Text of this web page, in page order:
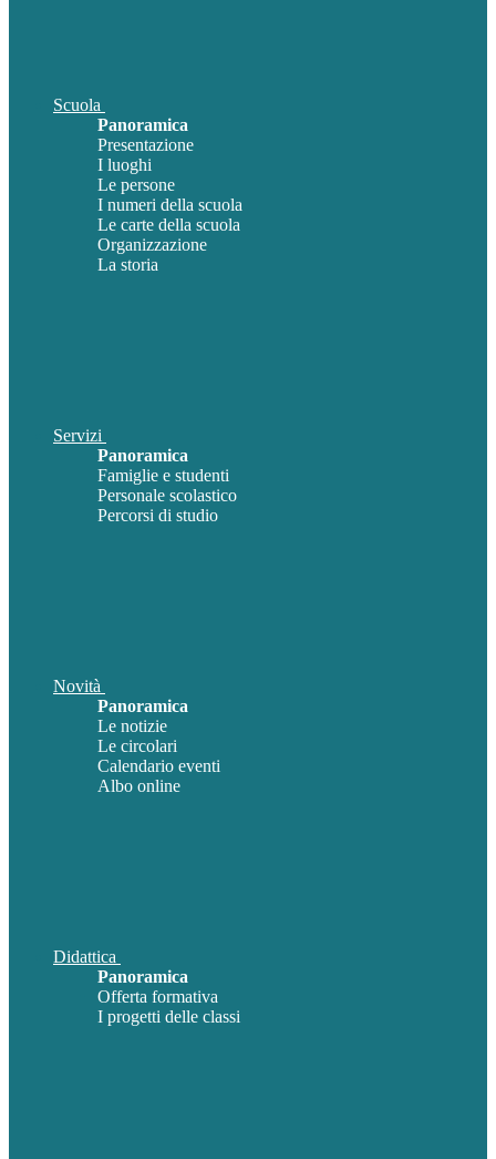
Scuola
Panoramica
Presentazione
I luoghi
Le persone
I numeri della scuola
Le carte della scuola
Organizzazione
La storia
Servizi
Panoramica
Famiglie e studenti
Personale scolastico
Percorsi di studio
Novità
Panoramica
Le notizie
Le circolari
Calendario eventi
Albo online
Didattica
Panoramica
Offerta formativa
I progetti delle classi